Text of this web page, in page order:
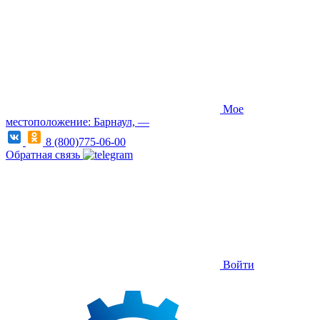
Мое
местоположение: Барнаул, —
8 (800)775-06-00
Обратная связь
Войти